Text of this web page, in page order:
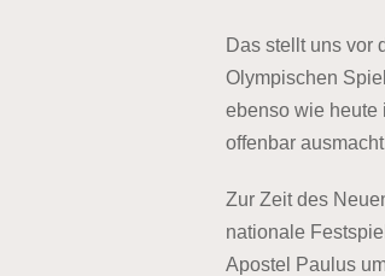
Das stellt uns vor
Olympischen
ebenso wie heute
offenbar
Zur Zeit des
nationale
Apostel Paulus